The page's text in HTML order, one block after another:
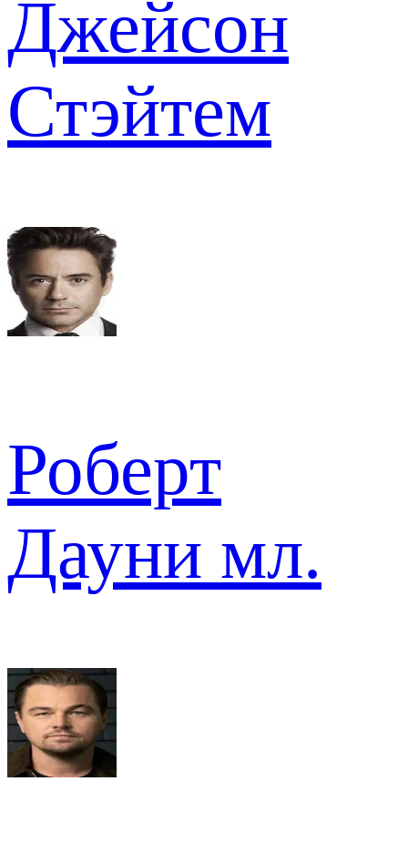
Джейсон
Стэйтем
Роберт
Дауни мл.